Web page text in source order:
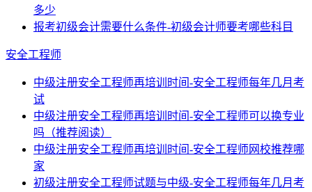
多少
报考初级会计需要什么条件-初级会计师要考哪些科目
安全工程师
中级注册安全工程师再培训时间-安全工程师每年几月考
试
中级注册安全工程师再培训时间-安全工程师可以换专业
吗（推荐阅读）
中级注册安全工程师再培训时间-安全工程师网校推荐哪
家
初级注册安全工程师试题与中级-安全工程师每年几月考